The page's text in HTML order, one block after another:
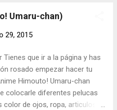
reciente fue el de dar voz a
de igual forma que dio vida y
Nyaruko e Isumi Saginomiya
Combat Butle, Shinosaka
Love Story entre muchos
Descance en paz Matsuki
Umaru-chan)
29, 2015
Tienes que ir a la página y has
rosado empezar hacer tu
Himouto! Umaru-chan
colocarle diferentes pelucas
de ojos, ropa, articulos